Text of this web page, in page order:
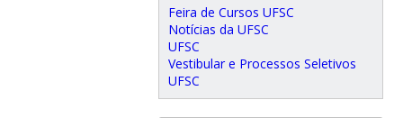
Feira de Cursos UFSC
Notícias da UFSC
UFSC
Vestibular e Processos Seletivos
UFSC